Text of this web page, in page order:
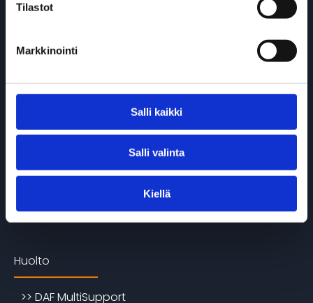
Tilastot
Markkinointi
Salli kaikki
Salli valinta
Kiellä
>> Varastoautot
>> Käytetyt
DAF Electric -mallisto
>> DAF XF, XG & XG+ Electric
>> DAF XB Electric
Huolto
>> DAF MultiSupport